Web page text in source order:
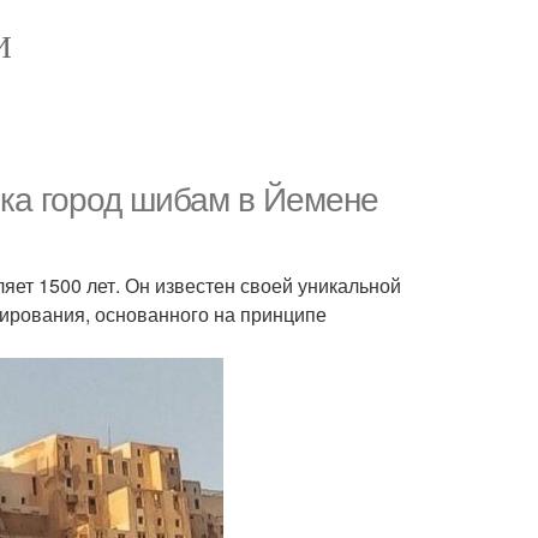
город шибам в Йемене
1500 лет. Он известен своей уникальной
основанного на принципе